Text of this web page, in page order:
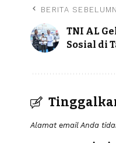
BERITA
TNI AL
Sosial di
Alamat email Anda